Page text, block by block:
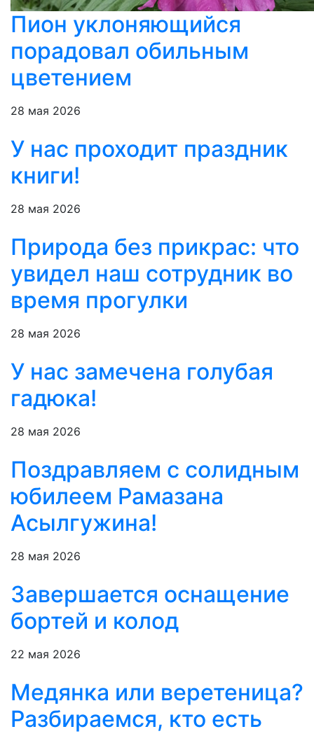
Пион уклоняющийся
порадовал обильным
цветением
28 мая 2026
У нас проходит праздник
книги!
28 мая 2026
Природа без прикрас: что
увидел наш сотрудник во
время прогулки
28 мая 2026
У нас замечена голубая
гадюка!
28 мая 2026
Поздравляем с солидным
юбилеем Рамазана
Асылгужина!
28 мая 2026
Завершается оснащение
бортей и колод
22 мая 2026
Медянка или веретеница?
Разбираемся, кто есть